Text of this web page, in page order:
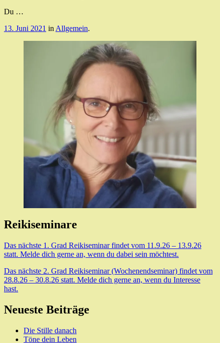
Du …
13. Juni 2021 inAllgemein.
Reikiseminare
Das nächste 1. Grad Reikiseminar findet vom 11.9.26 – 13.9.26
statt. Melde dich gerne an, wenn du dabei sein möchtest.
Das nächste 2. Grad Reikiseminar (Wochenendseminar) findet vom
28.8.26 – 30.8.26 statt. Melde dich gerne an, wenn du Interesse
hast.
Neueste Beiträge
Die Stille danach
Töne dein Leben